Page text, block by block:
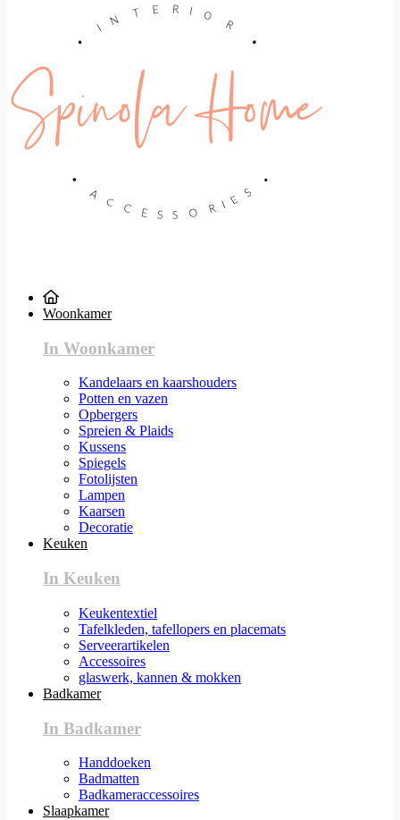
Woonkamer
In Woonkamer
Kandelaars en kaarshouders
Potten en vazen
Opbergers
Spreien & Plaids
Kussens
Spiegels
Fotolijsten
Lampen
Kaarsen
Decoratie
Keuken
In Keuken
Keukentextiel
Tafelkleden, tafellopers en placemats
Serveerartikelen
Accessoires
glaswerk, kannen & mokken
Badkamer
In Badkamer
Handdoeken
Badmatten
Badkameraccessoires
Slaapkamer